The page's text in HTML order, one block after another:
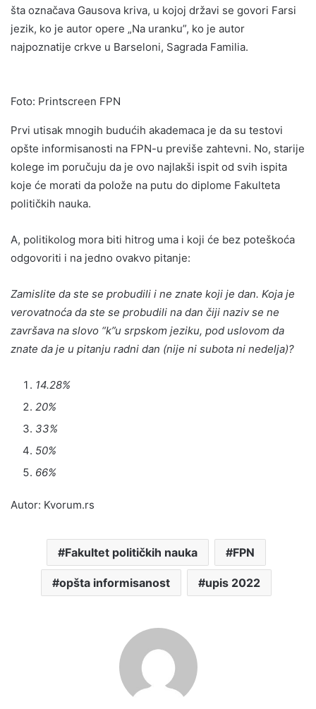
šta označava Gausova kriva, u kojoj državi se govori Farsi
jezik, ko je autor opere „Na uranku”, ko je autor
najpoznatije crkve u Barseloni, Sagrada Familia.
Foto: Printscreen FPN
Prvi utisak mnogih budućih akademaca je da su testovi
opšte informisanosti na FPN-u previše zahtevni. No, starije
kolege im poručuju da je ovo najlakši ispit od svih ispita
koje će morati da polože na putu do diplome Fakulteta
političkih nauka.
A, politikolog mora biti hitrog uma i koji će bez poteškoća
odgovoriti i na jedno ovakvo pitanje:
Zamislite da ste se probudili i ne znate koji je dan. Koja je
verovatnoća da ste se probudili na dan čiji naziv se ne
završava na slovo “k”u srpskom jeziku, pod uslovom da
znate da je u pitanju radni dan (nije ni subota ni nedelja)?
14.28%
20%
33%
50%
66%
Autor: Kvorum.rs
Fakultet političkih nauka FPN
opšta informisanost upis 2022